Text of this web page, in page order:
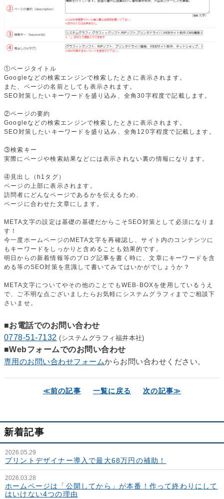
①ページタイトル
Googleなどの検索エンジンで検索したときに表示されます。
また、ページの名前としても表示されます。
SEO対策したいキーワードを盛り込み、全角30字程度で記載します。
②ページの要約
Googleなどの検索エンジンで検索したときに表示されます。
SEO対策したいキーワードを盛り込み、全角120字程度で記載します。
③検索キー
実際にページや検索結果などには表示されない裏の情報になります。
④見出し（h1タグ）
ページの上部に表示されます。
訪問者にどんなページであるかを伝えるため、
ページに合わせた文章にします。
META文字の設定は基礎の基礎だからこそSEO対策として必須になりま
す！
今一度ホームページのMETA文字を再確認し、サイト内のコンテンツに
もキーワードをしっかりと含めることも効果的です。
明日からの新着情報等のブログ記事を書く時に、文章にキーワードを含
める等のSEO対策を意識して書いてみてはいかがでしょうか？
META文字についてやその他のことでもWEB-BOXを使用しているうえ
で、ご不明な点ございましたらお気軽にシステムグラフィまでご相談下
さいませ。
■お電話でのお問い合わせ
0778-51-7132 (システムグラフィ福井本社)
■Webフォームでのお問い合わせ
専用のお問い合わせフォームからお問い合わせください。
≪前の記事 一覧に戻る 次の記事≫
新着記事
2026.05.29
プリントデザイナー導入で最大68万円の補助！
2026.03.28
ホームページは「公開してから」が本番！作って終わりにして
はいけない4つの理由